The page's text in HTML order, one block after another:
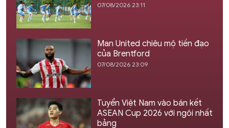
07/08/2026 23:11
Man United chiêu mộ tiền đạo
của Brentford
07/08/2026 23:09
Tuyển Việt Nam vào bán kết
ASEAN Cup 2026 với ngôi nhất
bảng